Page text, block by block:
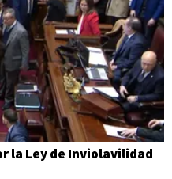
la Ley de Inviolavilidad